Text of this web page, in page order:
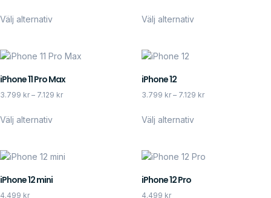
Välj alternativ Välj alternativ
iPhone 11 Pro Max
3.799 kr – 7.129 kr
Välj alternativ
iPhone 12
3.799 kr – 7.129 kr
Välj alternativ
iPhone 12 mini
4.499 kr
iPhone 12 Pro
4.499 kr